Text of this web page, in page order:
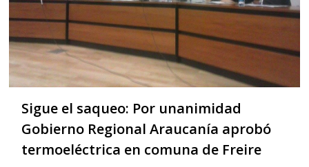
Sigue el saqueo: Por unanimidad
Gobierno Regional Araucanía aprobó
termoeléctrica en comuna de Freire